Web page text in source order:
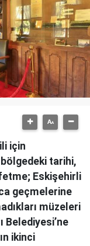
için
bölgedeki tarihi,
Eskişehirli
geçmelerine
müzeleri
Belediyesi’ne
ikinci